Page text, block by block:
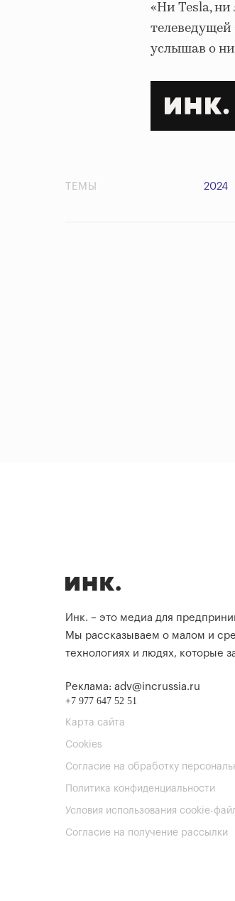
«Ни Tesla, ни
услышав о
ТЕМЫ 2024
Инк. – это медиа для
Мы рассказываем о малом и
технологиях и людях, которые
Реклама: adv@incrussia.ru
+7 977 647 52 51
Карта сайта
Cookies
Согласие на обработку
Политика конфиденциальности
Условия использования cookie-
Согласие на получение рассылки